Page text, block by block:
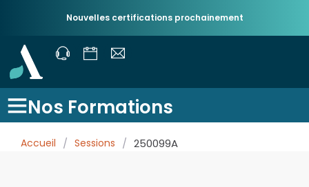
Nouvelles certifications prochainement
Nos Formations
Accueil / Sessions / 250099A